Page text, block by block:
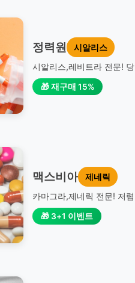
정력원
시알리스
시알리스,레비트라 전문!
🎁 재구매 15%
맥스비아
제네릭
카마그라,제네릭 전문! 저
🎁 3+1 이벤트